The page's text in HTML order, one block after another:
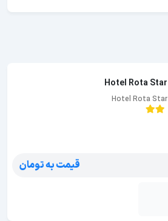
Hotel Rota Star
Hotel Rota Star
قیمت به تومان